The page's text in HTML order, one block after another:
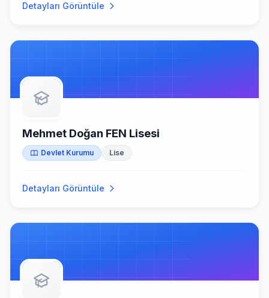
Detayları Görüntüle
Mehmet Doğan FEN Lisesi
Devlet Kurumu Lise
Detayları Görüntüle